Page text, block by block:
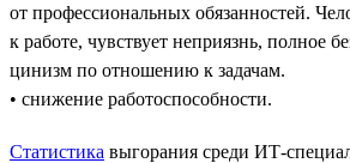
от профессиональных обязанностей.
к работе, чувствует неприязнь, полное
цинизм по отношению к задачам.
• снижение работоспособности.
Статистика выгорания среди ИТ-